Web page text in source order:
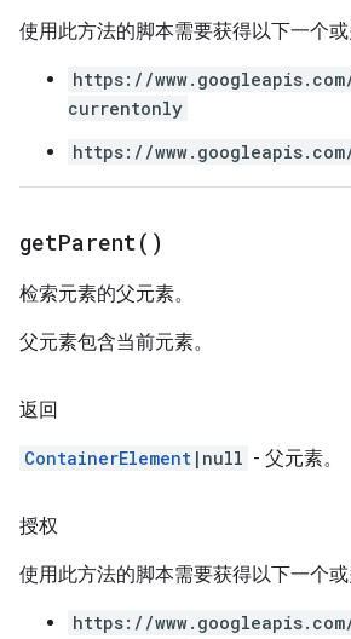
使用此方法的脚本需要获得以下一个
https://
currentonly
https://
getParent( )
检索元素的父元素。
父元素包含当前元素。
返回
ContainerElement |null - 父元素。
授权
使用此方法的脚本需要获得以下一个
https://